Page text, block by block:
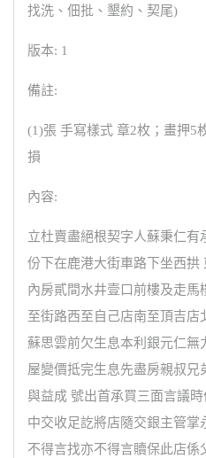
找洗、佃批、墾約、契尾)
版本: 1
備註:
(1)張 手寫樣式 章2枚；畫押5
損
內容:
立杜賣盡絕根契字人蘇秉仁有
份下在鹿港大街車路下坐西拱
內房貳間水井壹口前樓及走馬
至街路西至自己店南至頂吉
蘇思雲前欠生息本利銀元仁無
屋變價抵完生息先盡房親叔兄
與益成 號出首承買三面言議
中交收足訖將店隨交銀主管掌
不得言找亦不得言贖保此店係